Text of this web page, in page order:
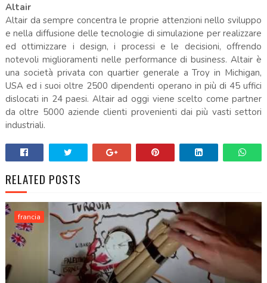
Altair
Altair da sempre concentra le proprie attenzioni nello sviluppo
e nella diffusione delle tecnologie di simulazione per realizzare
ed ottimizzare i design, i processi e le decisioni, offrendo
notevoli miglioramenti nelle performance di business. Altair è
una società privata con quartier generale a Troy in Michigan,
USA ed i suoi oltre 2500 dipendenti operano in più di 45 uffici
dislocati in 24 paesi. Altair ad oggi viene scelto come partner
da oltre 5000 aziende clienti provenienti dai più vasti settori
industriali.
RELATED POSTS
francia